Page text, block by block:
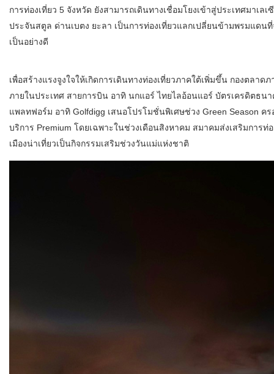
การท่องเที่ยว 5 จังหวัด ยังสามารถเดินทางเชื่อมโยงเข้าสู่ประเทศมาเ
ประจันสตูล ด่านเบตง ยะลา เป็นการท่องเที่ยวแลกเปลี่ยนข้ามพรมแด
เป็นอย่างดี
เพื่อสร้างแรงจูงใจให้เกิดการเดินทางท่องเที่ยวภาคใต้เพิ่มขึ้น กองตลา
ภายในประเทศ สายการบิน อาทิ นกแอร์ ไทยไลอ้อนแอร์ บัตรเครดิตธน
แพลทฟอร์ม อาทิ Golfdigg เสนอโปรโมชั่นพิเศษช่วง Green Season ค
บริการ Premium โดยเฉพาะในช่วงเดือนสิงหาคม สมาคมส่งเสริมการ
เมืองน่าเที่ยวเป็นกิจกรรมเสริมช่วงวันแม่แห่งชาติ